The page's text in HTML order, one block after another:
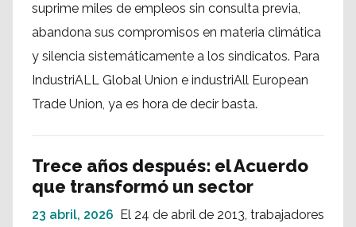
suprime miles de empleos sin consulta previa,
abandona sus compromisos en materia climática
y silencia sistemáticamente a los sindicatos. Para
IndustriALL Global Union e industriAll European
Trade Union, ya es hora de decir basta.
Trece años después: el Acuerdo
que transformó un sector
23 abril, 2026 El 24 de abril de 2013, trabajadores